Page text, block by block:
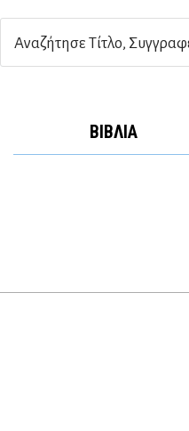
ΒΙΒΛΊΑ